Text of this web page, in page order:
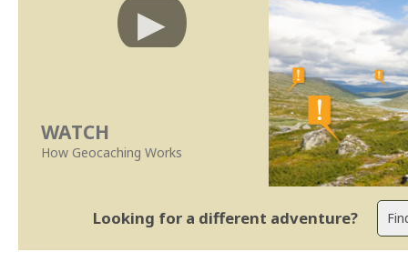
WATCH
How Geocaching Works
Looking for a different adventure?